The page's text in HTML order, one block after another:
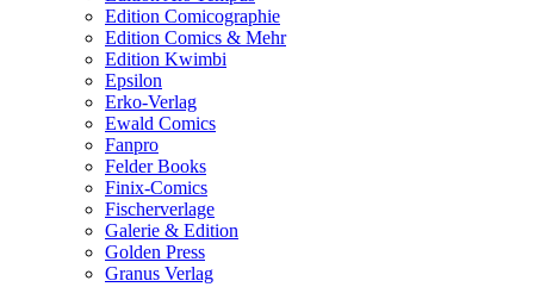
Edition Comicographie
Edition Comics & Mehr
Edition Kwimbi
Epsilon
Erko-Verlag
Ewald Comics
Fanpro
Felder Books
Finix-Comics
Fischerverlage
Galerie & Edition
Golden Press
Granus Verlag